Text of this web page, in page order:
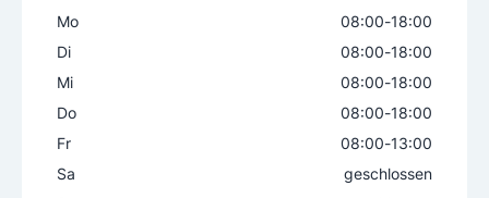
Steueroptimierung
Mo 08:00-18:00
Di
08:00-18:00
Mi
08:00-18:00
Do
08:00-18:00
Fr
08:00-13:00
Sa
geschlossen